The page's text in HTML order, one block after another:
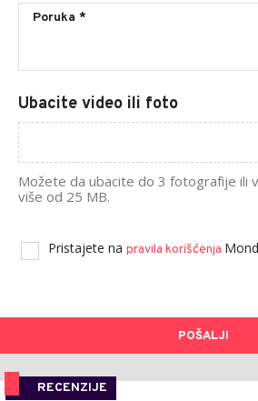
Ubacite video ili foto
Možete da ubacite do 3 fotografije ili
više od 25 MB.
Pristajete na pravila korišćenja
POŠALJI
RECENZIJE